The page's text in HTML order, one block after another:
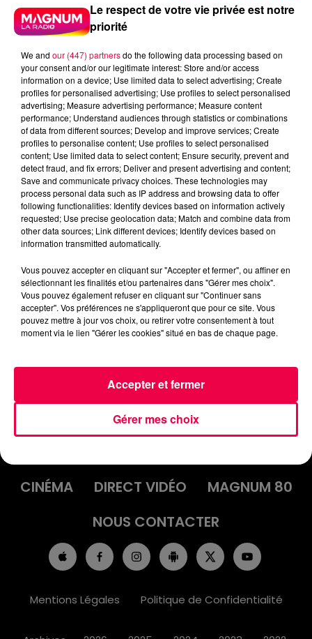
Flash infos
Crédit :Flash infos
52_20220905_CC.mp3
INFOS
EMISSIONS
CINÉMA
DIRECT VIDÉO
MAGNUM 80
NOUS CONTACTER
Mentions Légales Politique de Confidentialité
Le respect de votre vie privée est notre
priorité
We and our (447) partnersdo the following data processing based on
your consent and/or our legitimate interest: Store and/or access
information on a device; Use limited data to select advertising; Create
profiles for personalised advertising; Use profiles to select personalised
advertising; Measure advertising performance; Measure content
performance; Understand audiences through statistics or combinations
of data from different sources; Develop and improve services; Create
profiles to personalise content; Use profiles to select personalised
content; Use limited data to select content; Ensure security, prevent and
detect fraud, and fix errors; Deliver and present advertising and content;
Save and communicate privacy choices. These technologies may
process personal data such as IP address and browsing data to offer
following functionalities: Identify devices based on information actively
requested; Use precise geolocation data; Match and combine data from
other data sources; Link different devices; Identify devices based on
information transmitted automatically.
Vous pouvez accepter en cliquant sur "Accepter et fermer", ou affiner en
sélectionnant les finalités et/ou partenaires dans "Gérer mes choix".
Vous pouvez également refuser en cliquant sur "Continuer sans
accepter". Vos préférences ne s'appliqueront que pour ce site. Vous
pouvez mettre à jour vos choix, ou retirer votre consentement à tout
moment via le lien "Gérer les cookies" situé en bas de chaque page.
Gérer mes choix
Accepter et fermer